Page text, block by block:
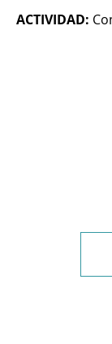
ACTIVIDAD: